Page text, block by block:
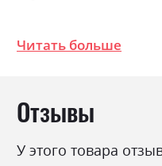
Фабрика:
Цвет материала
Стиль
Читать больше
Отзывы
У этого товара